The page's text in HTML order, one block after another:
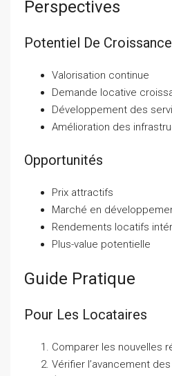
Perspectives
Potentiel De Croissance
Valorisation continue
Demande locative
Développement des
Amélioration des
Opportunités
Prix attractifs
Marché en
Rendements locatifs
Plus-value potentielle
Guide Pratique
Pour Les Locataires
Comparer les nouvelles
Vérifier l’avancement